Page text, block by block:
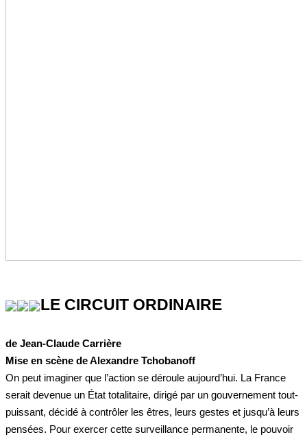
LE CIRCUIT ORDINAIRE
de Jean-Claude Carrière
Mise en scène de Alexandre Tchobanoff
On peut imaginer que l’action se déroule aujourd’hui. La France
serait devenue un État totalitaire, dirigé par un gouvernement tout-
puissant, décidé à contrôler les êtres, leurs gestes et jusqu’à leurs
pensées. Pour exercer cette surveillance permanente, le pouvoir